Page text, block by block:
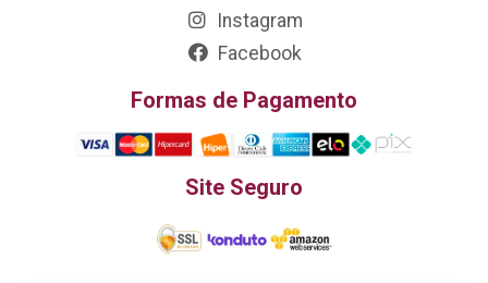
Instagram
Facebook
Formas de Pagamento
Site Seguro